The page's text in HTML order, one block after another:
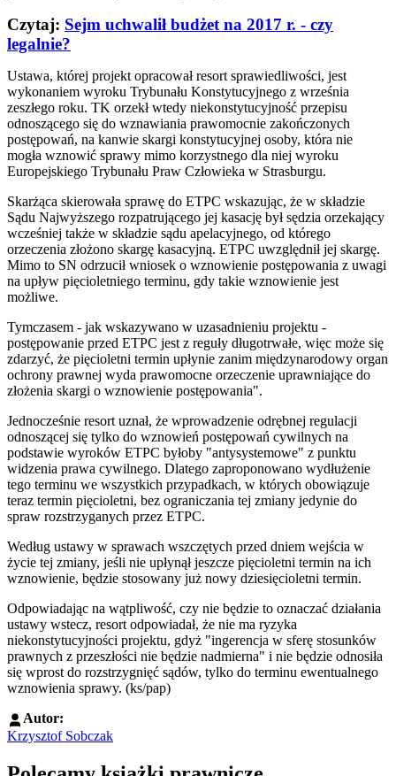
Czytaj: Sejm uchwalił budżet na 2017 r. - czy
legalnie?
Ustawa, której projekt opracował resort sprawiedliwości, jest
wykonaniem wyroku Trybunału Konstytucyjnego z września
zeszłego roku. TK orzekł wtedy niekonstytucyjność przepisu
odnoszącego się do wznawiania prawomocnie zakończonych
postępowań, na kanwie skargi konstytucyjnej osoby, która nie
mogła wznowić sprawy mimo korzystnego dla niej wyroku
Europejskiego Trybunału Praw Człowieka w Strasburgu.
Skarżąca skierowała sprawę do ETPC wskazując, że w składzie
Sądu Najwyższego rozpatrującego jej kasację był sędzia orzekający
wcześniej także w składzie sądu apelacyjnego, od którego
orzeczenia złożono skargę kasacyjną. ETPC uwzględnił jej skargę.
Mimo to SN odrzucił wniosek o wznowienie postępowania z uwagi
na upływ pięcioletniego terminu, gdy takie wznowienie jest
możliwe.
Tymczasem - jak wskazywano w uzasadnieniu projektu -
postępowanie przed ETPC jest z reguły długotrwałe, więc może się
zdarzyć, że pięcioletni termin upłynie zanim międzynarodowy organ
ochrony prawnej wyda prawomocne orzeczenie uprawniające do
złożenia skargi o wznowienie postępowania".
Jednocześnie resort uznał, że wprowadzenie odrębnej regulacji
odnoszącej się tylko do wznowień postępowań cywilnych na
podstawie wyroków ETPC byłoby "antysystemowe" z punktu
widzenia prawa cywilnego. Dlatego zaproponowano wydłużenie
tego terminu we wszystkich przypadkach, w których obowiązuje
teraz termin pięcioletni, bez ograniczania tej zmiany jedynie do
spraw rozstrzyganych przez ETPC.
Według ustawy w sprawach wszczętych przed dniem wejścia w
życie tej zmiany, jeśli nie upłynął jeszcze pięcioletni termin na ich
wznowienie, będzie stosowany już nowy dziesięcioletni termin.
Odpowiadając na wątpliwość, czy nie będzie to oznaczać działania
ustawy wstecz, resort odpowiadał, że nie ma ryzyka
niekonstytucyjności projektu, gdyż "ingerencja w sferę stosunków
prawnych z przeszłości nie będzie nadmierna" i nie będzie odnosiła
się wprost do rozstrzygnięć sądów, tylko do terminu ewentualnego
wznowienia sprawy. (ks/pap)
Autor:
Krzysztof Sobczak